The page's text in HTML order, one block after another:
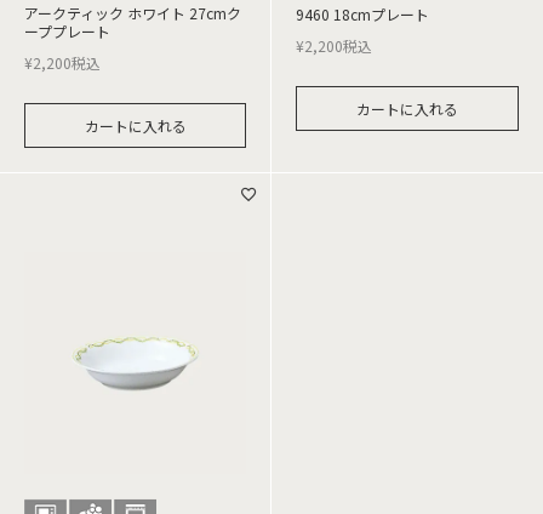
アークティック ホワイト 27cmク
ーププレート
¥2,200税込
カートに入れる
9460 18cmプレート
¥2,200税込
カートに入れる